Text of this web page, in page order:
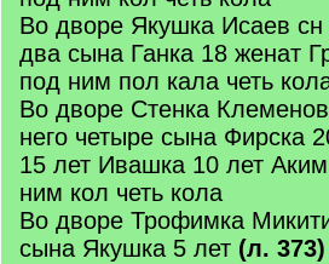
Во дворе Якушка Исаев сн
два сына Ганка 18 женат
под ним пол кала четь
Во дворе Стенка
него четыре сына Фирска
15 лет Ивашка 10 лет
ним кол четь кола
Во дворе Трофимка
сына Якушка 5 лет (л. 373)